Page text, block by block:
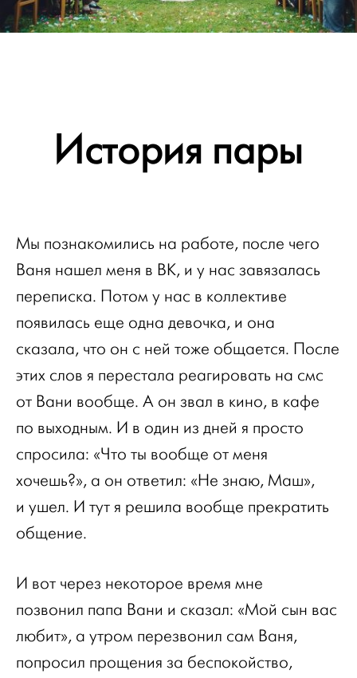
История пары
Мы познакомились на работе, после чего
Ваня нашел меня в ВК, и у нас завязалась
переписка. Потом у нас в коллективе
появилась еще одна девочка, и она
сказала, что он с ней тоже общается. После
этих слов я перестала реагировать на смс
от Вани вообще. А он звал в кино, в кафе
по выходным. И в один из дней я просто
спросила: «Что ты вообще от меня
хочешь?», а он ответил: «Не знаю, Маш»,
и ушел. И тут я решила вообще прекратить
общение.
И вот через некоторое время мне
позвонил папа Вани и сказал: «Мой сын вас
любит», а утром перезвонил сам Ваня,
попросил прощения за беспокойство,